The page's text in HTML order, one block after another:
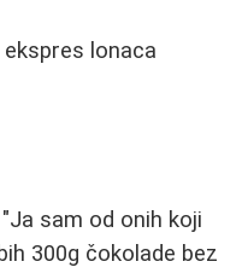
lonaca
sam od onih koji
300g čokolade bez